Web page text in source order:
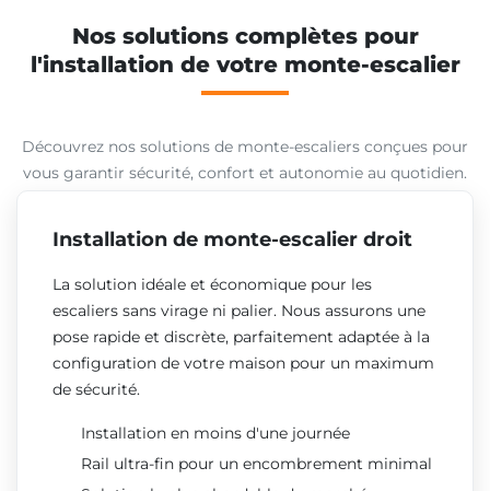
Nos solutions complètes pour
l'installation de votre monte-escalier
Découvrez nos solutions de monte-escaliers conçues pour
vous garantir sécurité, confort et autonomie au quotidien.
Installation de monte-escalier droit
La solution idéale et économique pour les
escaliers sans virage ni palier. Nous assurons une
pose rapide et discrète, parfaitement adaptée à la
configuration de votre maison pour un maximum
de sécurité.
Installation en moins d'une journée
Rail ultra-fin pour un encombrement minimal